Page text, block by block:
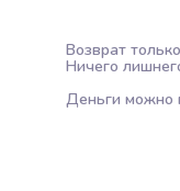
Возврат
Ничего
Деньги можно